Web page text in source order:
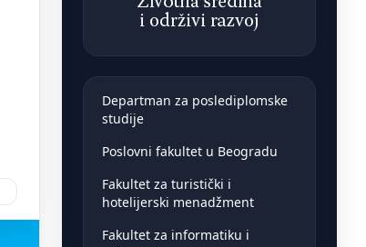
Departman za poslediplomske
studije
Poslovni fakultet u Beogradu
Fakultet za turistički i
hotelijerski menadžment
Fakultet za informatiku i